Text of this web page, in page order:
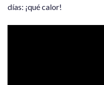
días: ¡qué calor!